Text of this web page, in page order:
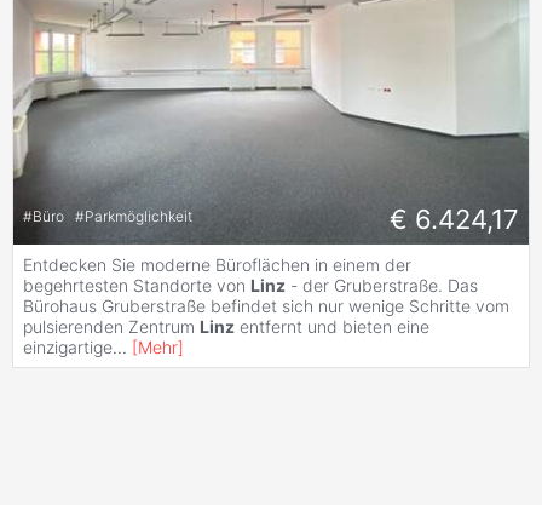
#Büro #Parkmöglichkeit € 6.424,17
Entdecken Sie moderne Büroflächen in einem der
begehrtesten Standorte von Linz - der Gruberstraße. Das
Bürohaus Gruberstraße befindet sich nur wenige Schritte vom
pulsierenden Zentrum Linz entfernt und bieten eine
einzigartige... [Mehr]